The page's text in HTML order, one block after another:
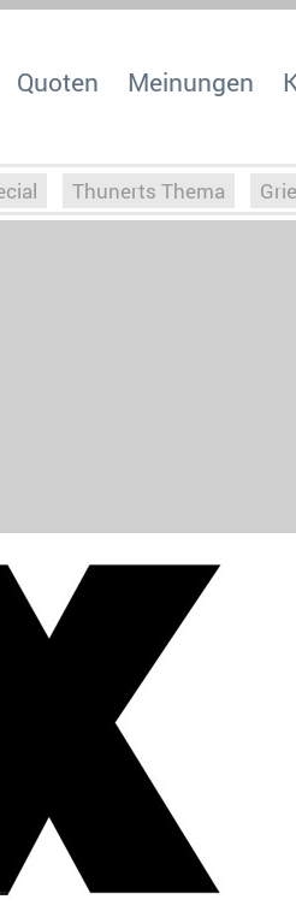
Quoten Meinungen
Thunerts Thema